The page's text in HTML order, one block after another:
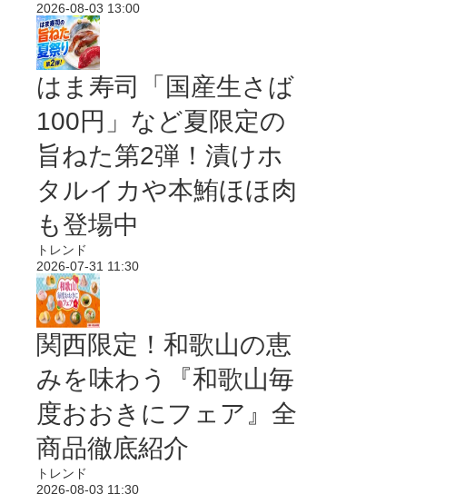
2026-08-03 13:00
はま寿司「国産生さば
100円」など夏限定の
旨ねた第2弾！漬けホ
タルイカや本鮪ほほ肉
も登場中
トレンド
2026-07-31 11:30
関西限定！和歌山の恵
みを味わう『和歌山毎
度おおきにフェア』全
商品徹底紹介
トレンド
2026-08-03 11:30